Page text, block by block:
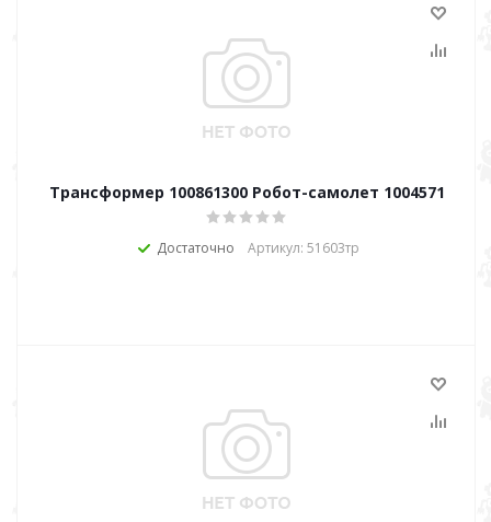
Трансформер 100861300 Робот-самолет 1004571
Достаточно Артикул: 51603тр